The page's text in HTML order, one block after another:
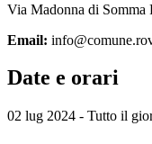
Via Madonna di Somma
Email:
Date e orari
02 lug 2024 - Tutto il